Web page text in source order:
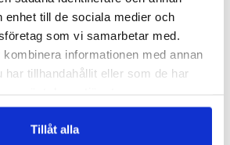
enhet till de sociala medier och
som vi samarbetar med.
informationen med annan
har tillhandahållit eller som de har
Tillåt alla